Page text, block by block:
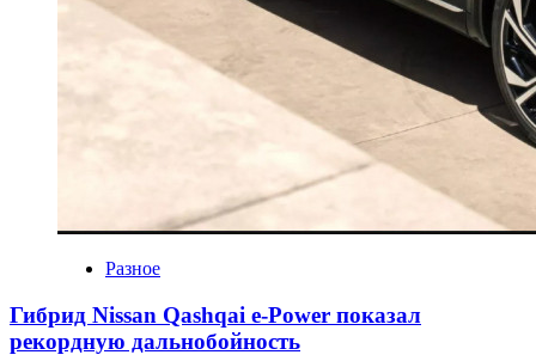
Разное
Гибрид Nissan Qashqai e-Power показал
рекордную дальнобойность